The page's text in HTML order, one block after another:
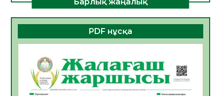
ДАМУЫНЫҢ НЕГІЗІ
06.08.2026
36 0
ҚҰРЫЛТАЙ САЙЛАУЫ – БОЛАШАҚҚА
БАСТАР ЖАУАПТЫ ТАҢДАУ
06.08.2026
Инфекциялық ауруларға қарсы иммундау
жұмыстарының тиімділігі
PDF нұсқа